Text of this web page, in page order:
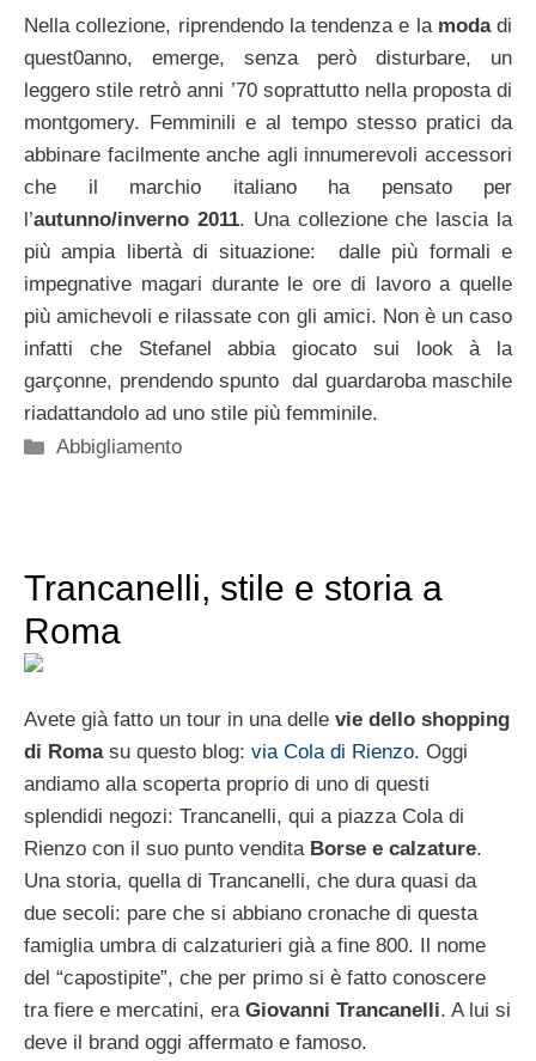
Nella collezione, riprendendo la tendenza e la modadi
quest0anno, emerge, senza però disturbare, un
leggero stile retrò anni ’70 soprattutto nella proposta di
montgomery. Femminili e al tempo stesso pratici da
abbinare facilmente anche agli innumerevoli accessori
che il marchio italiano ha pensato per
l’autunno/inverno 2011. Una collezione che lascia la
più ampia libertà di situazione: dalle più formali e
impegnative magari durante le ore di lavoro a quelle
più amichevoli e rilassate con gli amici. Non è un caso
infatti che Stefanel abbia giocato sui look à la
garçonne, prendendo spunto dal guardaroba maschile
riadattandolo ad uno stile più femminile.
Categorie
Abbigliamento
Trancanelli, stile e storia a
Roma
Avete già fatto un tour in una delle vie dello shopping
di Romasu questo blog: via Cola di Rienzo. Oggi
andiamo alla scoperta proprio di uno di questi
splendidi negozi: Trancanelli, qui a piazza Cola di
Rienzo con il suo punto vendita Borse e calzature.
Una storia, quella di Trancanelli, che dura quasi da
due secoli: pare che si abbiano cronache di questa
famiglia umbra di calzaturieri già a fine 800. Il nome
del “capostipite”, che per primo si è fatto conoscere
tra fiere e mercatini, era Giovanni Trancanelli. A lui si
deve il brand oggi affermato e famoso.